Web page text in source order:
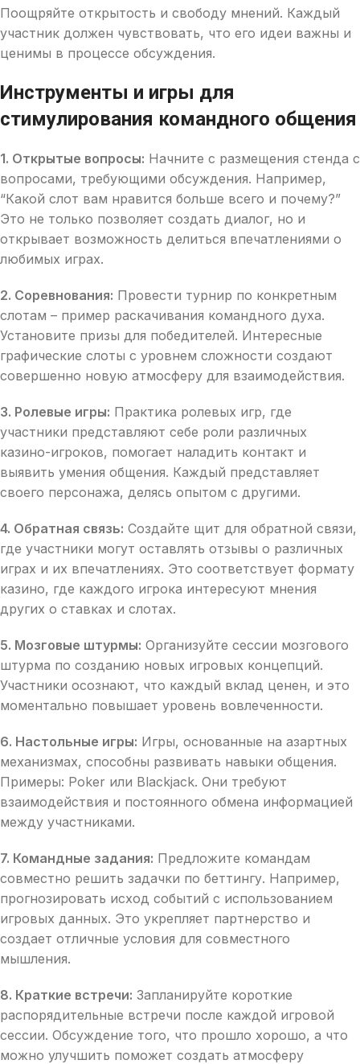
Поощряйте открытость и свободу мнений. Каждый
участник должен чувствовать, что его идеи важны и
ценимы в процессе обсуждения.
Инструменты и игры для
стимулирования командного общения
1. Открытые вопросы: Начните с размещения стенда с
вопросами, требующими обсуждения. Например,
“Какой слот вам нравится больше всего и почему?”
Это не только позволяет создать диалог, но и
открывает возможность делиться впечатлениями о
любимых играх.
2. Соревнования: Провести турнир по конкретным
слотам – пример раскачивания командного духа.
Установите призы для победителей. Интересные
графические слоты с уровнем сложности создают
совершенно новую атмосферу для взаимодействия.
3. Ролевые игры: Практика ролевых игр, где
участники представляют себе роли различных
казино-игроков, помогает наладить контакт и
выявить умения общения. Каждый представляет
своего персонажа, делясь опытом с другими.
4. Обратная связь: Создайте щит для обратной связи,
где участники могут оставлять отзывы о различных
играх и их впечатлениях. Это соответствует формату
казино, где каждого игрока интересуют мнения
других о ставках и слотах.
5. Мозговые штурмы: Организуйте сессии мозгового
штурма по созданию новых игровых концепций.
Участники осознают, что каждый вклад ценен, и это
моментально повышает уровень вовлеченности.
6. Настольные игры: Игры, основанные на азартных
механизмах, способны развивать навыки общения.
Примеры: Poker или Blackjack. Они требуют
взаимодействия и постоянного обмена информацией
между участниками.
7. Командные задания: Предложите командам
совместно решить задачки по беттингу. Например,
прогнозировать исход событий с использованием
игровых данных. Это укрепляет партнерство и
создает отличные условия для совместного
мышления.
8. Краткие встречи: Запланируйте короткие
распорядительные встречи после каждой игровой
сессии. Обсуждение того, что прошло хорошо, а что
можно улучшить поможет создать атмосферу